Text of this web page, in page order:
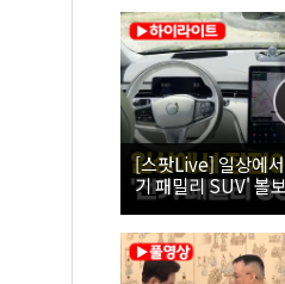
[스팟Live] 일상에
기 패밀리 SUV' 볼